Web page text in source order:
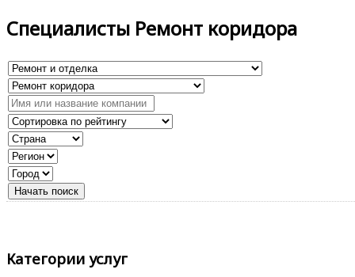
Специалисты Ремонт коридора
Категории услуг